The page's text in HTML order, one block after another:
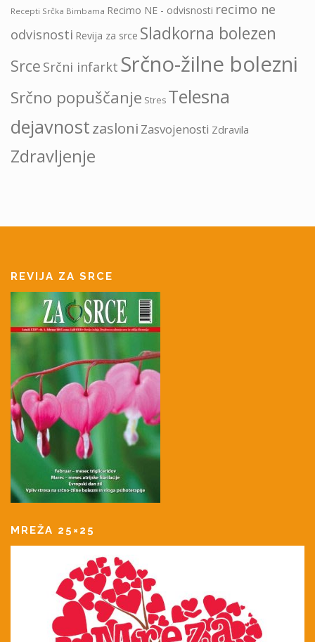
Recepti Srčka Bimbama Recimo NE - odvisnosti recimo ne
odvisnosti Revija za srce Sladkorna bolezen
Srce Srčni infarkt Srčno-žilne bolezni
Srčno popuščanje Stres Telesna
dejavnostzasloni Zasvojenosti Zdravila
Zdravljenje
REVIJA ZA SRCE
MREŽA 25×25